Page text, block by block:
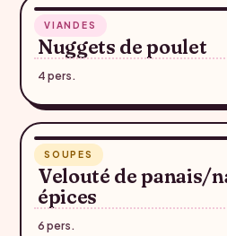
VIANDES
Nuggets de poulet
4 pers.
SOUPES
Velouté de panais/
épices
6 pers.